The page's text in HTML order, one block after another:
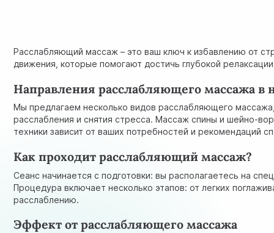
Расслабляющий массаж – это ваш ключ к избавлению от
движения, которые помогают достичь глубокой
Направления расслабляющего массажа в
Мы предлагаем несколько видов расслабляющего
расслабления и снятия стресса. Массаж спины и шейно-
техники зависит от ваших потребностей и рекомендаций
Как проходит расслабляющий массаж?
Сеанс начинается с подготовки: вы располагаетесь на
Процедура включает несколько этапов: от легких
расслаблению.
Эффект от расслабляющего массажа